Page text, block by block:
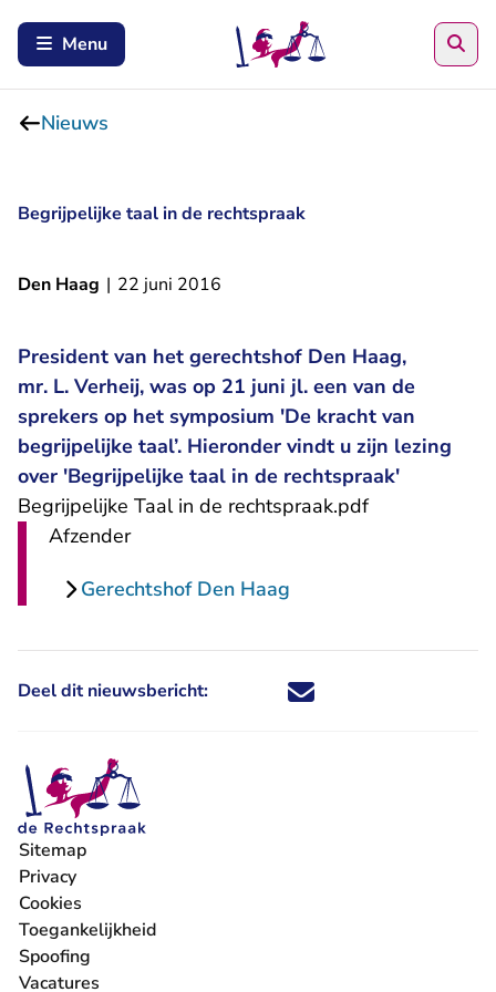
Menu
Nieuws
Begrijpelijke taal in de rechtspraak
Den Haag | 22 juni 2016
President van het gerechtshof Den Haag,
mr. L. Verheij, was op 21 juni jl. een van de
sprekers op het symposium 'De kracht van
begrijpelijke taal’. Hieronder vindt u zijn lezing
over 'Begrijpelijke taal in de rechtspraak'
Begrijpelijke Taal in de rechtspraak.pdf
Afzender
Gerechtshof Den Haag
Deel dit nieuwsbericht: Deel dit nieuwsbericht via X -
Deel dit nieuwsbericht via
Deel dit nieuwsbericht
Deel dit
Sitemap
Privacy
Cookies
Toegankelijkheid
Spoofing
Vacatures